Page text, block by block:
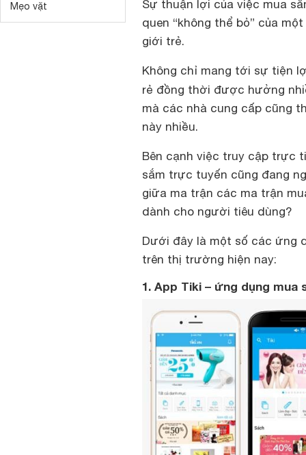
Mẹo vặt
Sự thuận lợi của việc mua
quen “không thể bỏ” của
giới trẻ.
Không chỉ mang tới sự tiện
rẻ đồng thời được hưởng
mà các nhà cung cấp cũng
này nhiều.
Bên cạnh việc truy cập trực
sắm trực tuyến cũng đang
giữa ma trận các ma trận
dành cho người tiêu dùng?
Dưới đây là một số các ứng
trên thị trường hiện nay:
1. App Tiki – ứng dụng